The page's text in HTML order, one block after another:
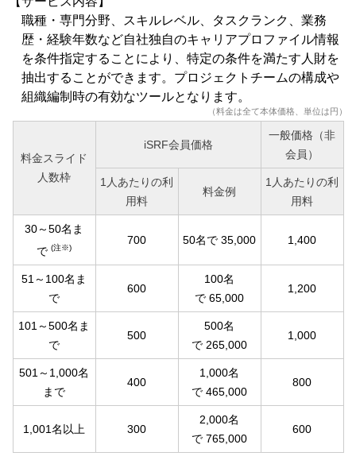
職種・専門分野、スキルレベル、タスクランク、業務
歴・経験年数など自社独自のキャリアプロファイル情報
を条件指定することにより、特定の条件を満たす人財を
抽出することができます。プロジェクトチームの構成や
組織編制時の有効なツールとなります。
（料金は全て本体価格、単位は円）
料金スライド
人数枠
iSRF会員価格
一般価格（非
会員）
1人あたりの利
用料
料金例
1人あたりの利
用料
30～50名ま
で (注※)
700 50名で 35,000 1,400
51～100名ま
で
600
100名
で 65,000
1,200
101～500名ま
で
500
500名
で 265,000
1,000
501～1,000名
まで
400
1,000名
で 465,000
800
1,001名以上 300
2,000名
で 765,000
600